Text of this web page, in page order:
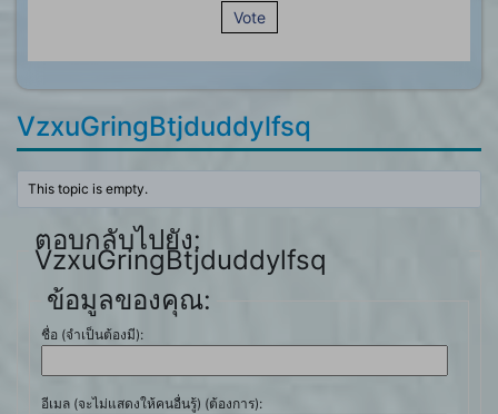
Vote
VzxuGringBtjduddylfsq
This topic is empty.
ตอบกลับไปยัง:
VzxuGringBtjduddylfsq
ข้อมูลของคุณ:
ชื่อ (จำเป็นต้องมี):
อีเมล (จะไม่แสดงให้คนอื่นรู้) (ต้องการ):